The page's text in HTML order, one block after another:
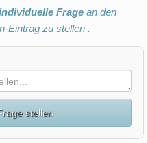
Frage an den
Eintrag zu stellen .
stellen